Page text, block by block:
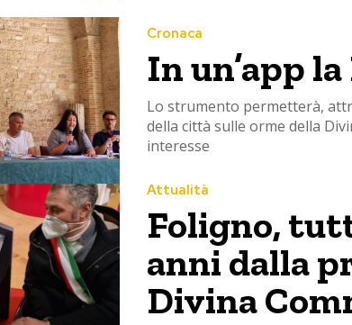
Cronaca
In un’app
Lo strumento permetterà,
della città sulle orme della
interesse
Attualità
Foligno,
anni dalla
Divina